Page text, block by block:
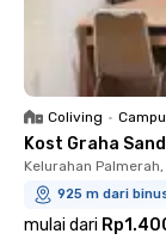
Coliving •
Kost Graha
Kelurahan
925 m dari
mulai dari